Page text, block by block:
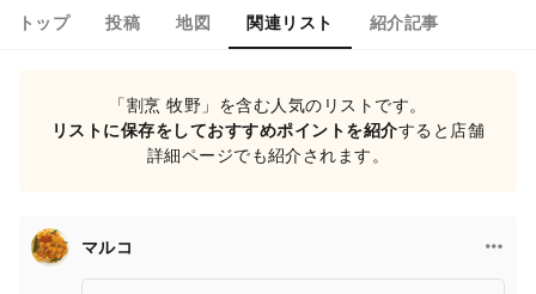
トップ 投稿 地図 関連リスト 紹介記事
「割烹 牧野」を含む人気のリストです。
リストに保存をしておすすめポイントを紹介すると店舗
詳細ページでも紹介されます。
マルコ